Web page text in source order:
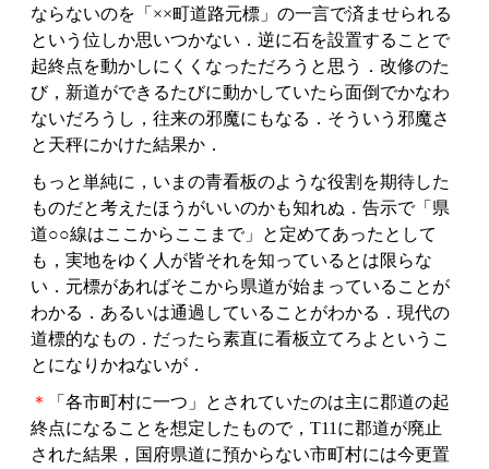
ならないのを「××町道路元標」の一言で済ませられる
という位しか思いつかない．逆に石を設置することで
起終点を動かしにくくなっただろうと思う．改修のた
び，新道ができるたびに動かしていたら面倒でかなわ
ないだろうし，往来の邪魔にもなる．そういう邪魔さ
と天秤にかけた結果か．
もっと単純に，いまの青看板のような役割を期待した
ものだと考えたほうがいいのかも知れぬ．告示で「県
道○○線はここからここまで」と定めてあったとして
も，実地をゆく人が皆それを知っているとは限らな
い．元標があればそこから県道が始まっていることが
わかる．あるいは通過していることがわかる．現代の
道標的なもの．だったら素直に看板立てろよというこ
とになりかねないが．
＊
「各市町村に一つ」とされていたのは主に郡道の起
終点になることを想定したもので，T11に郡道が廃止
された結果，国府県道に預からない市町村には今更置